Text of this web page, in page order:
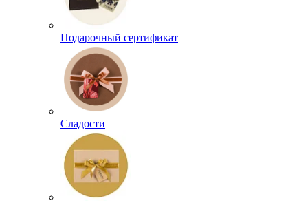
Подарочный сертификат
Сладости